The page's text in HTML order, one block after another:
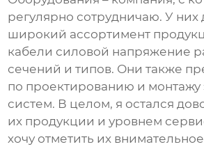
регулярно сотрудничаю. У них
широкий ассортимент
кабели силовой напряжение
сечений и типов. Они также
по проектированию и монтажу
систем. В целом, я остался
их продукции и уровнем
хочу отметить их